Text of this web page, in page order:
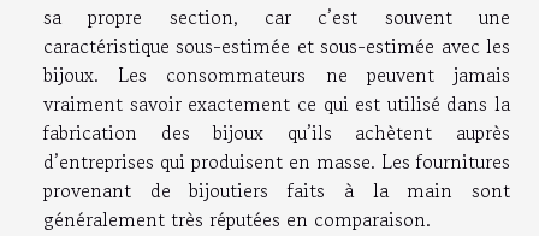
sa propre section, car c’est souvent une
caractéristique sous-estimée et sous-estimée avec les
bijoux. Les consommateurs ne peuvent jamais
vraiment savoir exactement ce qui est utilisé dans la
fabrication des bijoux qu’ils achètent auprès
d’entreprises qui produisent en masse. Les fournitures
provenant de bijoutiers faits à la main sont
généralement très réputées en comparaison.